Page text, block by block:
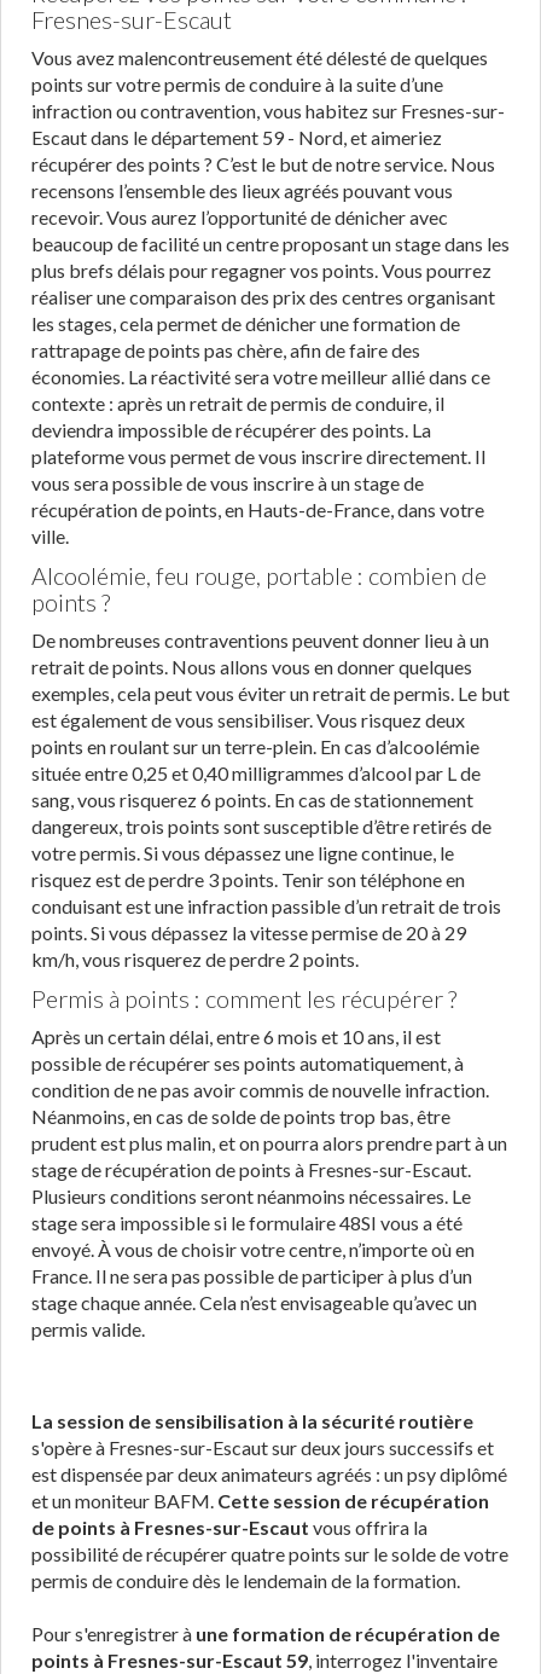
Fresnes-sur-Escaut
Vous avez malencontreusement été délesté de quelques
points sur votre permis de conduire à la suite d’une
infraction ou contravention, vous habitez sur Fresnes-sur-
Escaut dans le département 59 - Nord, et aimeriez
récupérer des points ? C’est le but de notre service. Nous
recensons l’ensemble des lieux agréés pouvant vous
recevoir. Vous aurez l’opportunité de dénicher avec
beaucoup de facilité un centre proposant un stage dans les
plus brefs délais pour regagner vos points. Vous pourrez
réaliser une comparaison des prix des centres organisant
les stages, cela permet de dénicher une formation de
rattrapage de points pas chère, afin de faire des
économies. La réactivité sera votre meilleur allié dans ce
contexte : après un retrait de permis de conduire, il
deviendra impossible de récupérer des points. La
plateforme vous permet de vous inscrire directement. Il
vous sera possible de vous inscrire à un stage de
récupération de points, en Hauts-de-France, dans votre
ville.
Alcoolémie, feu rouge, portable : combien de
points ?
De nombreuses contraventions peuvent donner lieu à un
retrait de points. Nous allons vous en donner quelques
exemples, cela peut vous éviter un retrait de permis. Le but
est également de vous sensibiliser. Vous risquez deux
points en roulant sur un terre-plein. En cas d’alcoolémie
située entre 0,25 et 0,40 milligrammes d’alcool par L de
sang, vous risquerez 6 points. En cas de stationnement
dangereux, trois points sont susceptible d’être retirés de
votre permis. Si vous dépassez une ligne continue, le
risquez est de perdre 3 points. Tenir son téléphone en
conduisant est une infraction passible d’un retrait de trois
points. Si vous dépassez la vitesse permise de 20 à 29
km/h, vous risquerez de perdre 2 points.
Permis à points : comment les récupérer ?
Après un certain délai, entre 6 mois et 10 ans, il est
possible de récupérer ses points automatiquement, à
condition de ne pas avoir commis de nouvelle infraction.
Néanmoins, en cas de solde de points trop bas, être
prudent est plus malin, et on pourra alors prendre part à un
stage de récupération de points à Fresnes-sur-Escaut.
Plusieurs conditions seront néanmoins nécessaires. Le
stage sera impossible si le formulaire 48SI vous a été
envoyé. À vous de choisir votre centre, n’importe où en
France. Il ne sera pas possible de participer à plus d’un
stage chaque année. Cela n’est envisageable qu’avec un
permis valide.
La session de sensibilisation à la sécurité routière
s'opère à Fresnes-sur-Escaut sur deux jours successifs et
est dispensée par deux animateurs agréés : un psy diplômé
et un moniteur BAFM. Cette session de récupération
de points à Fresnes-sur-Escaut vous offrira la
possibilité de récupérer quatre points sur le solde de votre
permis de conduire dès le lendemain de la formation.
Pour s'enregistrer à une formation de récupération de
points à Fresnes-sur-Escaut 59, interrogez l'inventaire